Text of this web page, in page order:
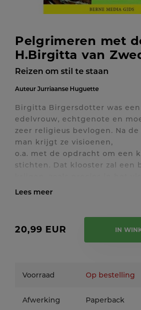
Pelgrimeren met
H.Birgitta van
Reizen om stil te staan
Auteur Jurriaanse Huguette
Birgitta Birgersdotter was
edelvrouw, echtgenote en
zeer religieus bevlogen. Na de
man krijgt ze visioenen,
o.a. met de opdracht om een
stichten. Dat klooster zal een
beschreven, namelijk
van haar leven woont ze
in Rome, helpt armen en
dood wordt het birgittijn-
In Nederland zijn er
20,99 EUR IN
Voorraad Op bestelling
Afwerking Paperback